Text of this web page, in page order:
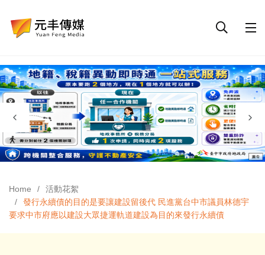
Home
活動花絮
發行永續債的目的是要讓建設留後代 民進黨台中市議員林德宇
要求中市府應以建設大眾捷運軌道建設為目的來發行永續債